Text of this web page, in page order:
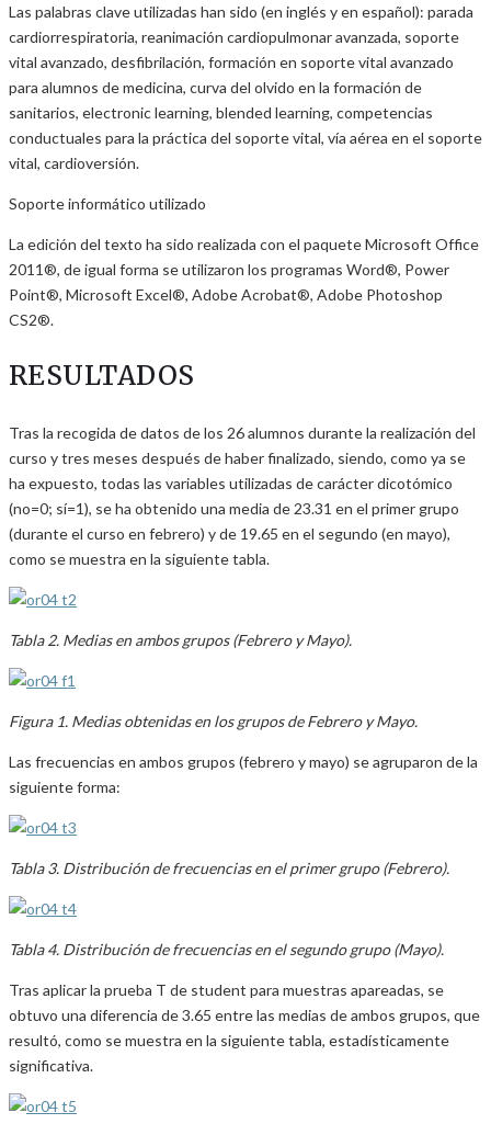
Las palabras clave utilizadas han sido (en inglés y en español): parada
cardiorrespiratoria, reanimación cardiopulmonar avanzada, soporte
vital avanzado, desfibrilación, formación en soporte vital avanzado
para alumnos de medicina, curva del olvido en la formación de
sanitarios, electronic learning, blended learning, competencias
conductuales para la práctica del soporte vital, vía aérea en el soporte
vital, cardioversión.
Soporte informático utilizado
La edición del texto ha sido realizada con el paquete Microsoft Office
2011®, de igual forma se utilizaron los programas Word®, Power
Point®, Microsoft Excel®, Adobe Acrobat®, Adobe Photoshop
CS2®.
RESULTADOS
Tras la recogida de datos de los 26 alumnos durante la realización del
curso y tres meses después de haber finalizado, siendo, como ya se
ha expuesto, todas las variables utilizadas de carácter dicotómico
(no=0; sí=1), se ha obtenido una media de 23.31 en el primer grupo
(durante el curso en febrero) y de 19.65 en el segundo (en mayo),
como se muestra en la siguiente tabla.
Tabla 2. Medias en ambos grupos (Febrero y Mayo).
Figura 1. Medias obtenidas en los grupos de Febrero y Mayo.
Las frecuencias en ambos grupos (febrero y mayo) se agruparon de la
siguiente forma:
Tabla 3. Distribución de frecuencias en el primer grupo (Febrero).
Tabla 4. Distribución de frecuencias en el segundo grupo (Mayo).
Tras aplicar la prueba T de student para muestras apareadas, se
obtuvo una diferencia de 3.65 entre las medias de ambos grupos, que
resultó, como se muestra en la siguiente tabla, estadísticamente
significativa.